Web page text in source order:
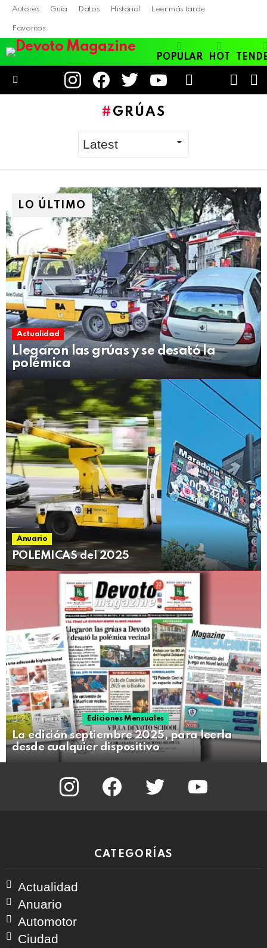
Autores Guía Datos Historial Leer más tarde
Favoritos
POPULAR HOT
instagramfacebooktwitter youtube
SKIN
GRÚAS
LO ÚLTIMO
Actualidad
Llegaron las grúas y se desató la
polémica
Anuario
POLEMICAS del 2025
2 compartido Ediciones Mensuales
La edición septiembre 2025, para leerla
desde cualquier dispositivo
instagram facebook twitter
CATEGORÍAS
Actualidad
Anuario
Automotor
Ciudad